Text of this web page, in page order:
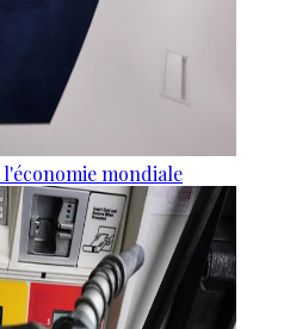
mondiale